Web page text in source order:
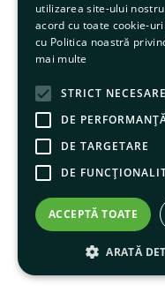
utilizarea site-ului
acord cu toate cookie-
cu Politica noastră
mai multe
STRICT NECESARE
DE
DE TARGETARE
DE
ACCEPTĂ TOATE
ARATĂ